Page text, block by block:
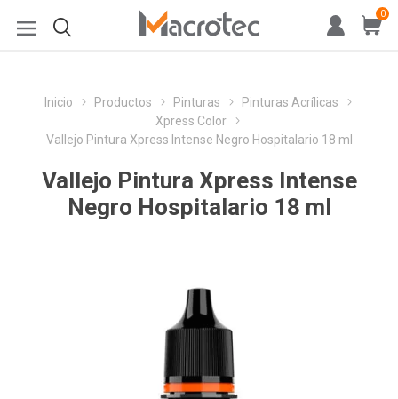
0
Inicio Productos Pinturas
Pinturas Acrílicas
Xpress Color
Vallejo Pintura Xpress Intense Negro Hospitalario 18 ml
Vallejo Pintura Xpress Intense
Negro Hospitalario 18 ml